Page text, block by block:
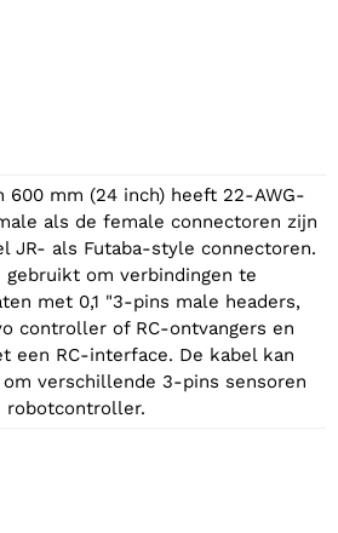
600 mm (24 inch) heeft 22-AWG-
als de female connectoren zijn
JR- als Futaba-style connectoren.
gebruikt om verbindingen te
met 0,1 "3-pins male headers,
controller of RC-ontvangers en
een RC-interface. De kabel kan
verschillende 3-pins sensoren
robotcontroller.